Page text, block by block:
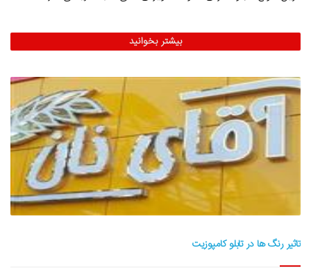
بیشتر بخوانید
تاثیر رنگ‌ ها در تابلو کامپوزیت